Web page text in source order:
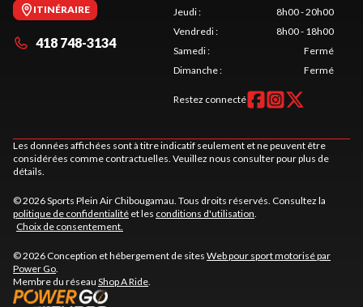
ITINÉRAIRE
418 748-3134
Jeudi:
8h00 - 20h00
Vendredi:
8h00 - 18h00
Samedi:
Fermé
Dimanche: Fermé
Restez connecté
Les données affichées sont à titre indicatif seulement et ne peuvent être
considérées comme contractuelles. Veuillez nous consulter pour plus de
détails.
© 2026 Sports Plein Air Chibougamau. Tous droits réservés. Consultez la
politique de confidentialité et les conditions d'utilisation
Choix de consentement.
© 2026 Conception et hébergement de sites Web pour sport motorisé par
Power Go
Membre du réseau Shop A Ride